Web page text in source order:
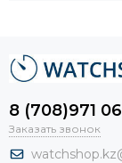
8 (708)971
Заказать звонок